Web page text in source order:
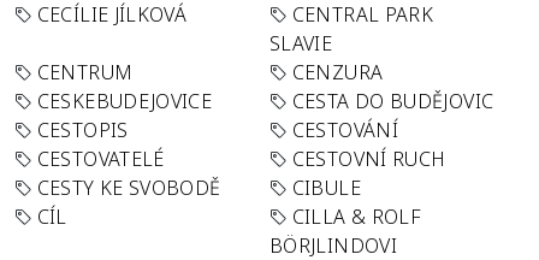
CECÍLIE JÍLKOVÁ
CENTRAL PARK
SLAVIE
CENTRUM
CENZURA
CESKEBUDEJOVICE
CESTA DO BUDĚJOVIC
CESTOPIS
CESTOVÁNÍ
CESTOVATELÉ
CESTOVNÍ RUCH
CESTY KE SVOBODĚ
CIBULE
CÍL
CILLA & ROLF
BÖRJLINDOVI